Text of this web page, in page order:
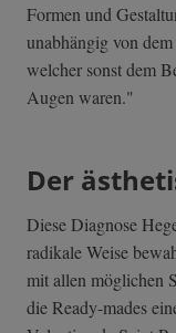
Formen und
unabhängig von
welcher sonst dem
Augen waren."
Der
Diese Diagnose
radikale Weise
mit allen möglichen
die Ready-mades